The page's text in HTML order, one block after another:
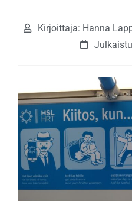
Kirjoittaja: Hanna